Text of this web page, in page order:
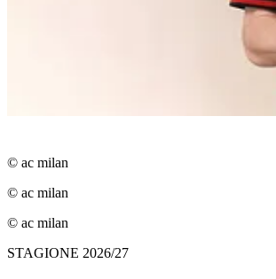
© ac milan
© ac milan
© ac milan
STAGIONE 2026/27